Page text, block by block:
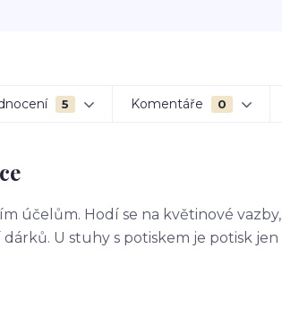
5 Komentáře 0
účelům. Hodí se na květinové
U stuhy s potiskem je potisk jen